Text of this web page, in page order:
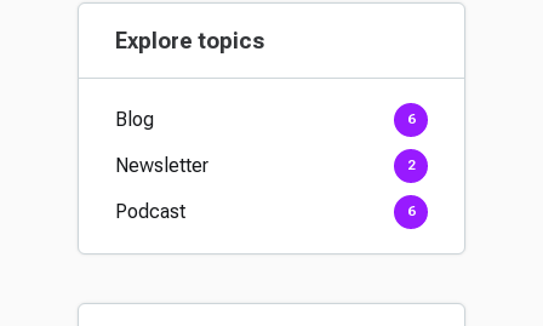
Explore topics
Blog 6
Newsletter 2
Podcast 6